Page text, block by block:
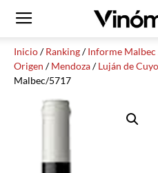
Inicio/Ranking/Informe Malbec
Origen /Mendoza/Luján de Cuyo
Malbec/5717